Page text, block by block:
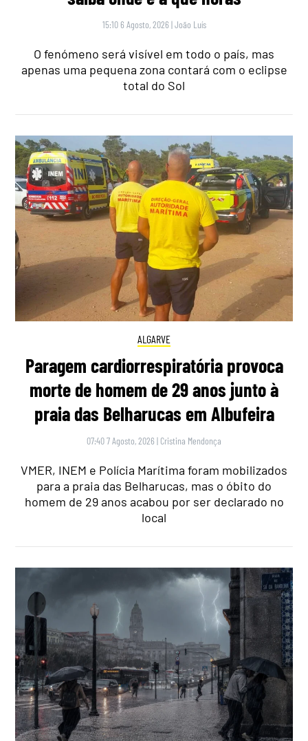
15:10 6 Agosto, 2026 |João Luís
O fenómeno será visível em todo o país, mas
apenas uma pequena zona contará com o eclipse
total do Sol
ALGARVE
Paragem cardiorrespiratória provoca
morte de homem de 29 anos junto à
praia das Belharucas em Albufeira
07:40 7 Agosto, 2026 | Cristina Mendonça
VMER, INEM e Polícia Marítima foram mobilizados
para a praia das Belharucas, mas o óbito do
homem de 29 anos acabou por ser declarado no
local